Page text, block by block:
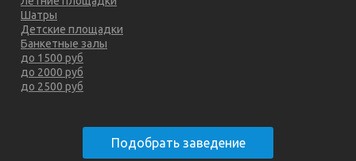
Шатры
Детские площадки
Банкетные залы
до 1500 руб
до 2000 руб
до 2500 руб
Подобрать заведение